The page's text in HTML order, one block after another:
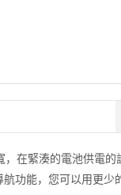
在緊湊的電池供電
功能，您可以用更